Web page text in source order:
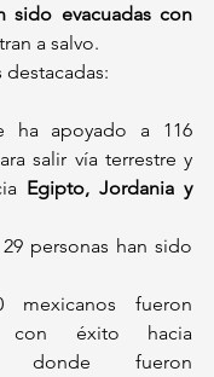
sido evacuadas con
a salvo.
destacadas:
ha apoyado a 116
salir vía terrestre y
Egipto, Jordania y
personas han sido
mexicanos fueron
fueron